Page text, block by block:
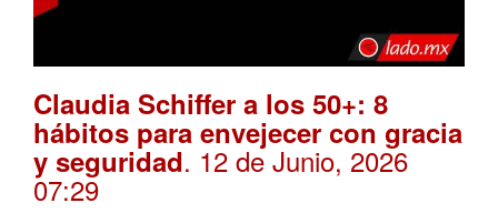
Claudia Schiffer a los 50+: 8
hábitos para envejecer con gracia
y seguridad. 12 de Junio, 2026
07:29